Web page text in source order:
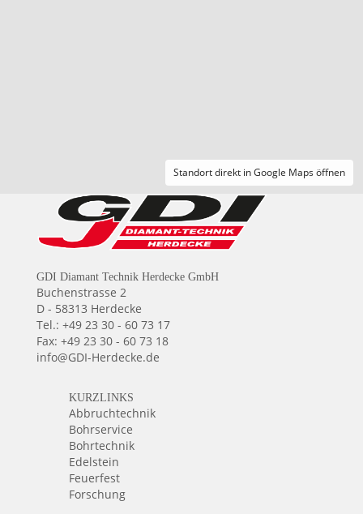
Standort direkt in Google Maps öffnen
GDI Diamant Technik Herdecke GmbH
Buchenstrasse 2
D - 58313 Herdecke
Tel.: +49 23 30 - 60 73 17
Fax: +49 23 30 - 60 73 18
info@GDI-Herdecke.de
KURZLINKS
Abbruchtechnik
Bohrservice
Bohrtechnik
Edelstein
Feuerfest
Forschung